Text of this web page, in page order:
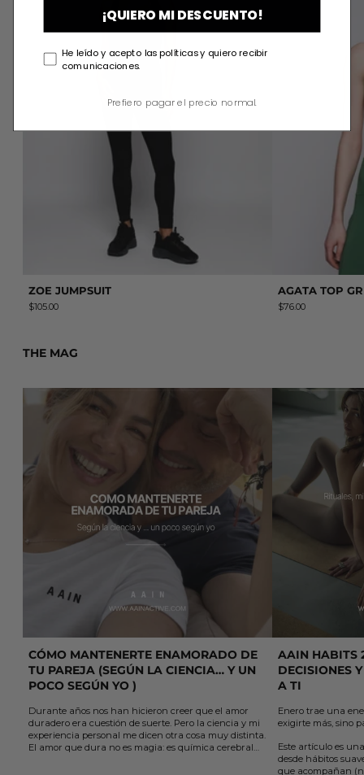
ZOE JUMPSUIT
$105.00
AGATA TOP
$76.00
THE MAG
Leer más: Cómo mantenerte enamorado de tu pareja
CÓMO MANTENERTE ENAMORADO DE
TU PAREJA (SEGÚN LA CIENCIA… Y UN
POCO SEGÚN YO )
Durante años nos han hicieron creer que el amor
duradero era cuestión de suerte. Pero la ciencia y mi
experiencia personal me dicen otra cosa muy distinta.
El amor que dura no es magia: es química cerebral
Leer más:
AAIN HABITS
DECISIONES
A TI
Enero trae una
exigirte más, sino
Este artículo es
desde hábitos
que acompañan
¡QUIERO MI DESCUENTO!
He leído y acepto las políticas y quiero recibir
comunicaciones.
Prefiero pagar el precio normal.